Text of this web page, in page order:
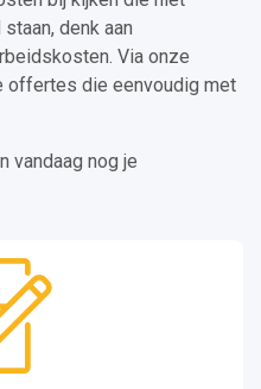
denk aan
Via onze
die eenvoudig met
vandaag nog je